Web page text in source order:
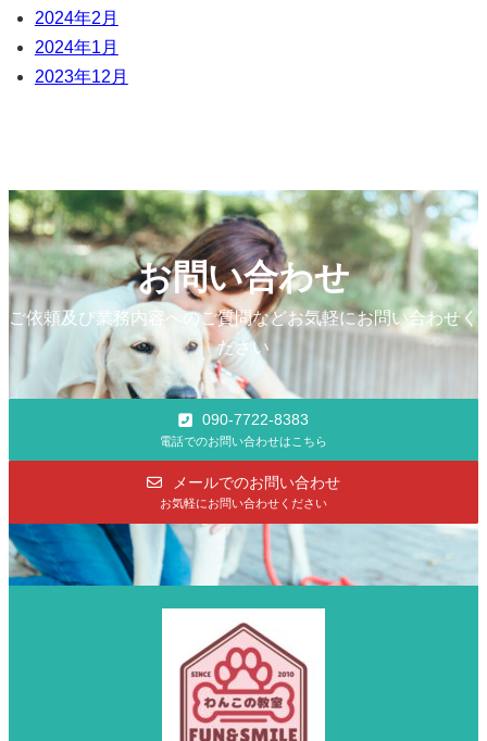
2024年2月
2024年1月
2023年12月
お問い合わせ
ご依頼及び業務内容へのご質問などお気軽にお問い合わせく
ださい
090-7722-8383
電話でのお問い合わせはこちら
メールでのお問い合わせ
お気軽にお問い合わせください